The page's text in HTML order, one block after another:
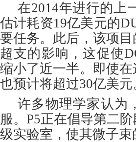
在2014年进行的上
估计耗资19亿美元的
要任务。此后，该项
超支的影响，这促使
缩小了近一半。即使
也预计将超过30亿美元
许多物理学家认为
服。P5正在倡导第二
级实验室，使其微子